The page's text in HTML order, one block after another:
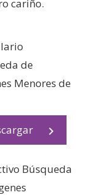
cariño.
de
Menores de
Búsqueda